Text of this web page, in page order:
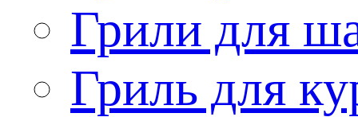
Грили для
Гриль для